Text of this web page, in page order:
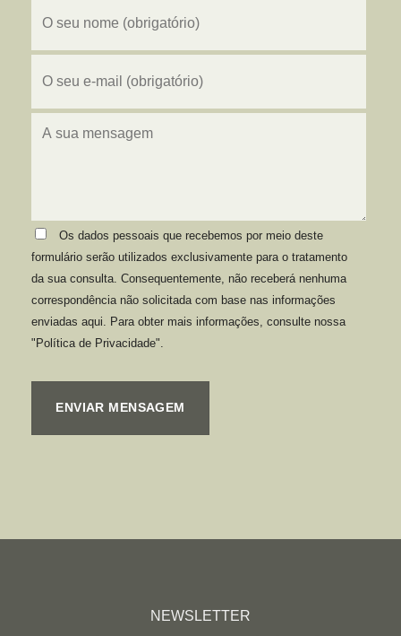
Os dados pessoais que recebemos por meio deste
formulário serão utilizados exclusivamente para o tratamento
da sua consulta. Consequentemente, não receberá nenhuma
correspondência não solicitada com base nas informações
enviadas aqui. Para obter mais informações, consulte nossa
"Política de Privacidade".
NEWSLETTER